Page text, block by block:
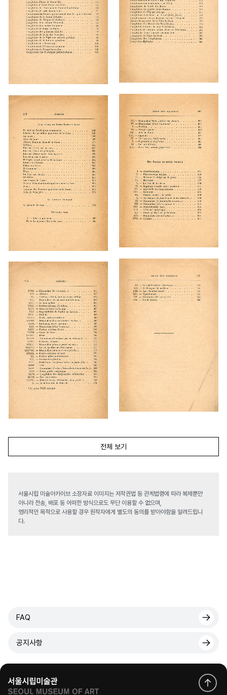
전체 보기
서울시립 미술아카이브 소장자료 이미지는 저작권법 등 관계법령에 따라 복제뿐만
아니라 전송, 배포 등 어떠한 방식으로도 무단 이용할 수 없으며,
영리적인 목적으로 사용할 경우 원작자에게 별도의 동의를 받아야함을 알려드립니
다.
FAQ
공지사항